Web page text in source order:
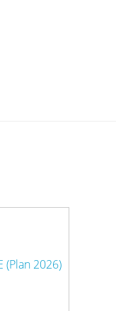
(Plan 2026)